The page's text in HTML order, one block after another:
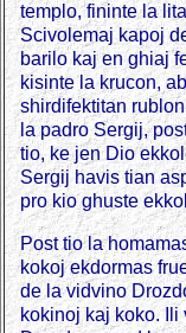
templo, fininte la
Scivolemaj kapoj
barilo kaj en ghiaj
kisinte la krucon,
shirdifektitan
la padro Sergij,
tio, ke jen Dio
Sergij havis tian
pro kio ghuste
Post tio la
kokoj ekdormas
de la vidvino
kokinoj kaj koko.